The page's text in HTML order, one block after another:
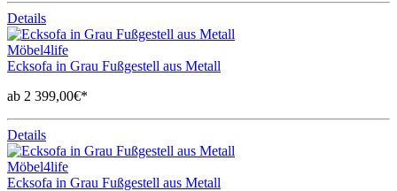
Details
Möbel4life
Ecksofa in Grau Fußgestell aus Metall
ab 2 399,00€*
Details
Möbel4life
Ecksofa in Grau Fußgestell aus Metall